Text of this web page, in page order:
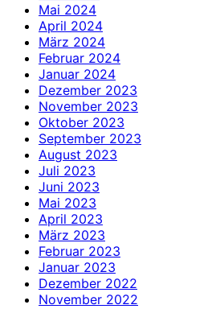
Mai 2024
April 2024
März 2024
Februar 2024
Januar 2024
Dezember 2023
November 2023
Oktober 2023
September 2023
August 2023
Juli 2023
Juni 2023
Mai 2023
April 2023
März 2023
Februar 2023
Januar 2023
Dezember 2022
November 2022